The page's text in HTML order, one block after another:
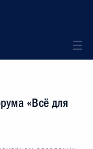
«Всё для